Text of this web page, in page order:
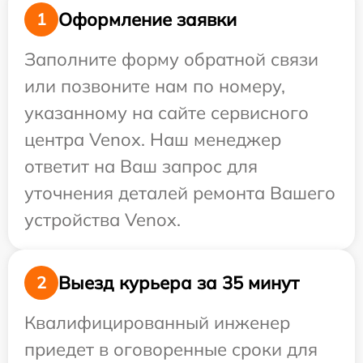
1
Оформление заявки
Заполните форму обратной связи
или позвоните нам по номеру,
указанному на сайте сервисного
центра Venox. Наш менеджер
ответит на Ваш запрос для
уточнения деталей ремонта Вашего
устройства Venox.
2
Выезд курьера за 35 минут
Квалифицированный инженер
приедет в оговоренные сроки для